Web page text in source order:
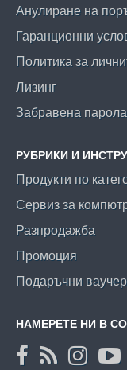
Анулиране на
Гаранционни
Политика за
Лизинг
Забравена парола
РУБРИКИ И
Продукти по
Сервиз за
Разпродажба
Промоция
Подаръчни
НАМЕРЕТЕ НИ В